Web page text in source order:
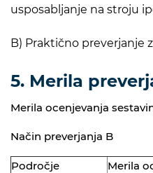
usposabljanje na stroju
B) Praktično preverjanje
5. Merila
Merila ocenjevanja
Način preverjanja B
Področje
Merila